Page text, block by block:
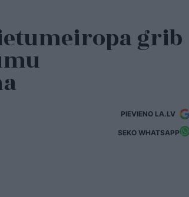
grib
PIEVIENO LA.LV
SEKO WHATSAPP